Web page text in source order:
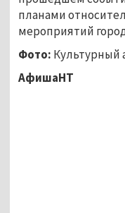
планами
мероприятий
Фото: Культурный
АфишаНТ